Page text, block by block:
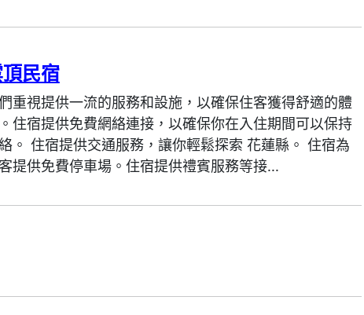
民宿
重視提供一流的服務和設施，以確保住客獲得舒適的體
住宿提供免費網絡連接，以確保你在入住期間可以保持
。 住宿提供交通服務，讓你輕鬆探索 花蓮縣。 住宿為
提供免費停車場。住宿提供禮賓服務等接...